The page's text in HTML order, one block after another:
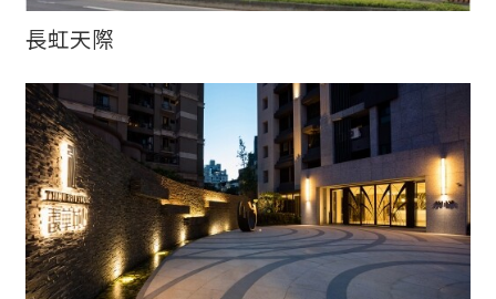
長虹天際